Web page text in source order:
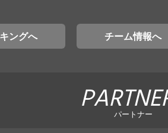
ングへ チーム情報へ
パートナー